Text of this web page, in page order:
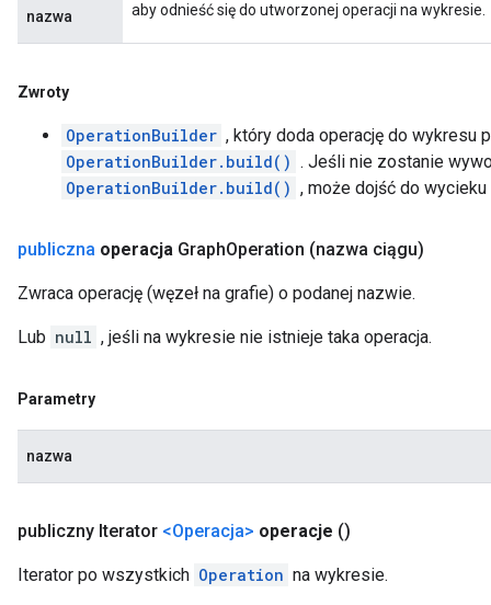
nazwa aby odnieść się do utworzonej operacji na wykresie.
Zwroty
OperationBuilder , który doda operację do wykresu
OperationBuilder.build() . Jeśli nie zostanie
OperationBuilder.build() , może dojść do
publiczna operacja GraphOperation (nazwa ciągu)
Zwraca operację (węzeł na grafie) o podanej nazwie.
Lub null , jeśli na wykresie nie istnieje taka operacja.
Parametry
nazwa
publiczny Iterator <Operacja> operacje ()
Iterator po wszystkich Operation na wykresie.